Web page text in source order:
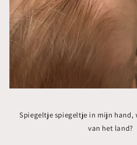
Spiegeltje spiegeltje in mijn hand,
van het land?